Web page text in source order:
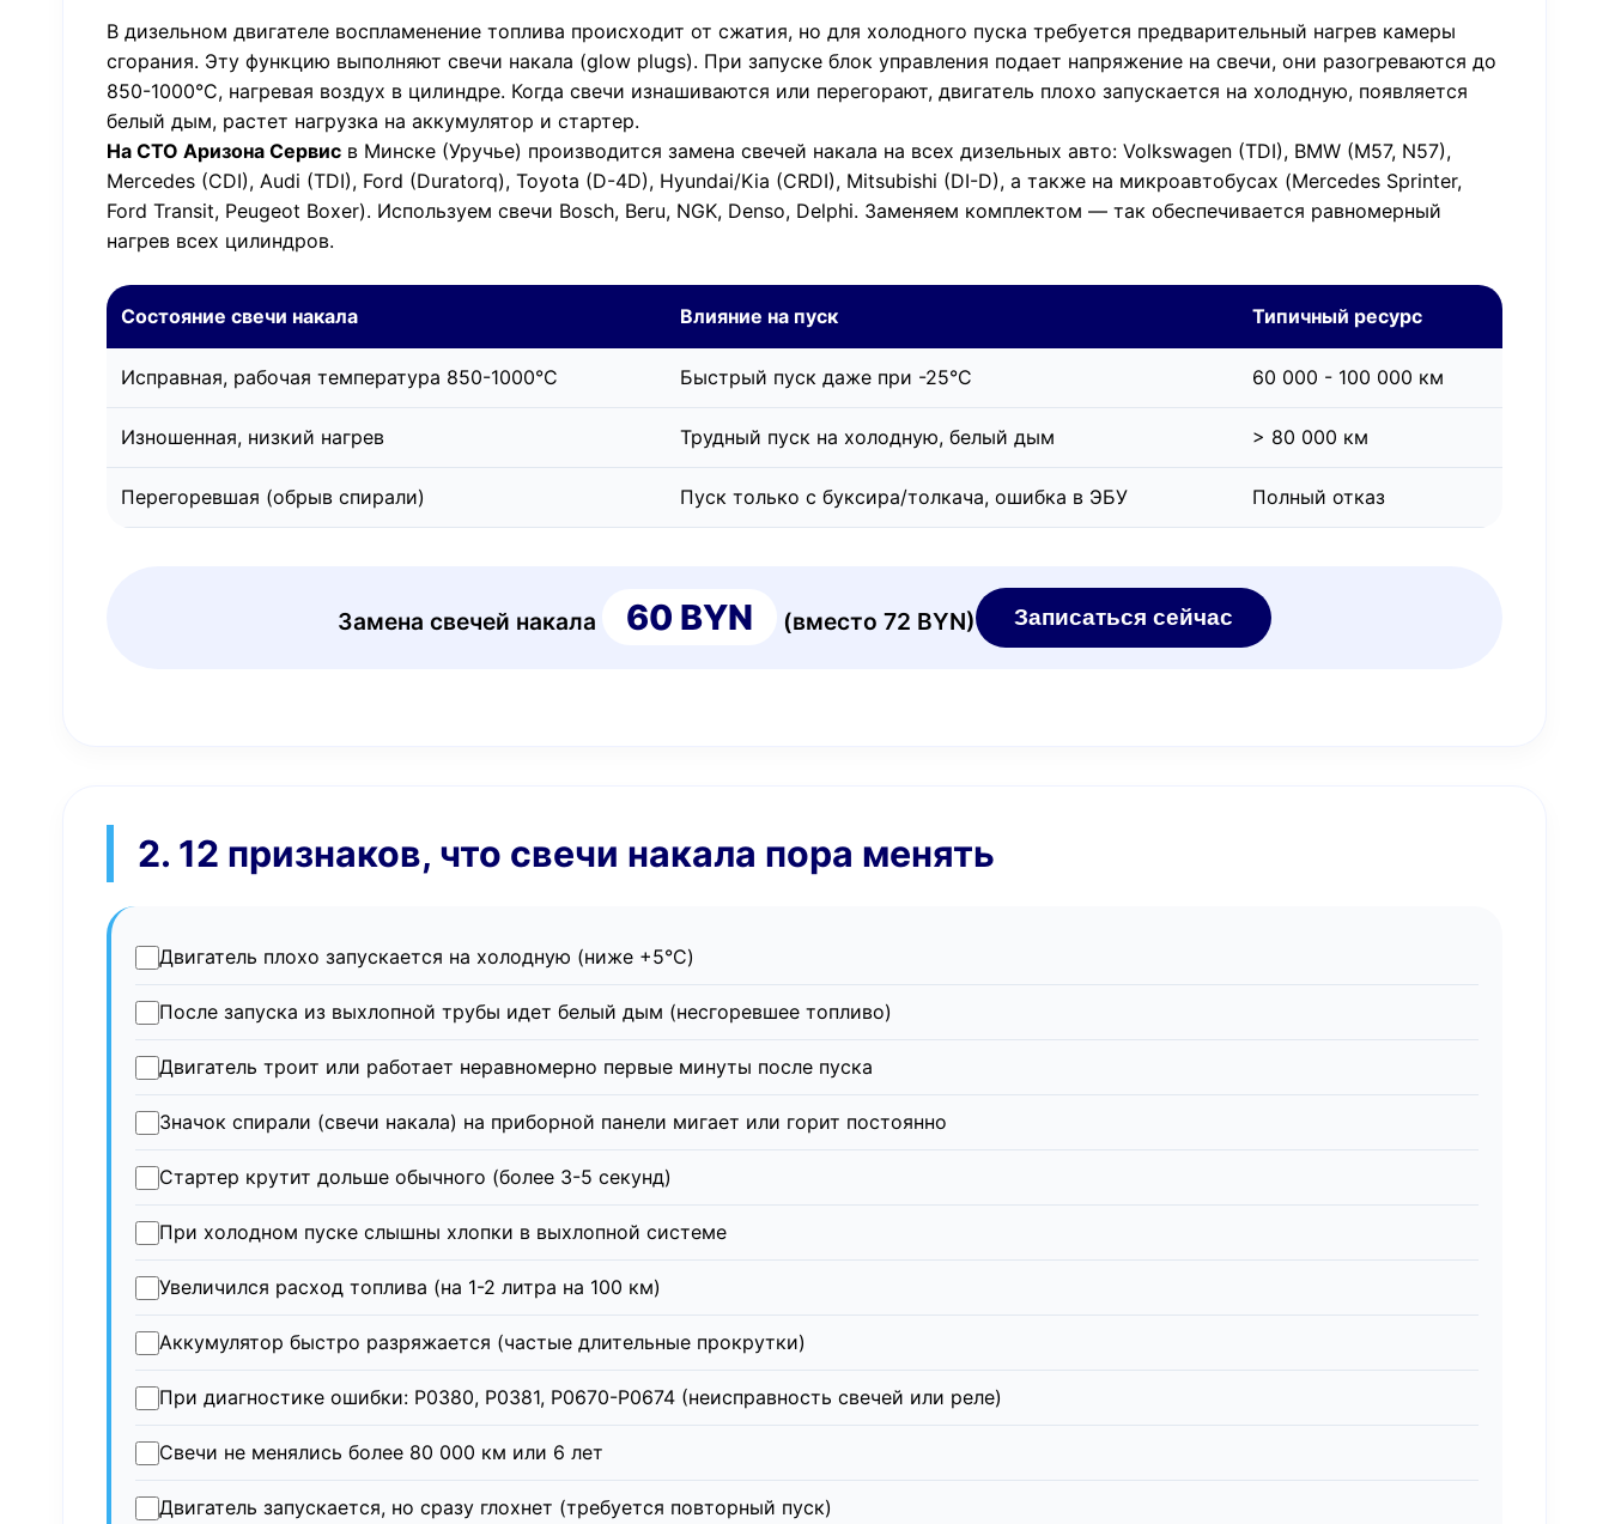
В дизельном двигателе воспламенение топлива происходит от сжатия, но для холодного пуска требуется предварительный нагрев камеры
сгорания. Эту функцию выполняют свечи накала (glow plugs). При запуске блок управления подает напряжение на свечи, они разогреваются до
850-1000°C, нагревая воздух в цилиндре. Когда свечи изнашиваются или перегорают, двигатель плохо запускается на холодную, появляется
белый дым, растет нагрузка на аккумулятор и стартер.
На СТО Аризона Сервис в Минске (Уручье) производится замена свечей накала на всех дизельных авто: Volkswagen (TDI), BMW (M57, N57),
Mercedes (CDI), Audi (TDI), Ford (Duratorq), Toyota (D-4D), Hyundai/Kia (CRDI), Mitsubishi (DI-D), а также на микроавтобусах (Mercedes Sprinter,
Ford Transit, Peugeot Boxer). Используем свечи Bosch, Beru, NGK, Denso, Delphi. Заменяем комплектом — так обеспечивается равномерный
нагрев всех цилиндров.
Состояние свечи накала Влияние на пуск Типичный ресурс
Исправная, рабочая температура 850-1000°C Быстрый пуск даже при -25°C 60 000 - 100 000 км
Изношенная, низкий нагрев Трудный пуск на холодную, белый дым > 80 000 км
Перегоревшая (обрыв спирали) Пуск только с буксира/толкача, ошибка в ЭБУ Полный отказ
Замена свечей накала 60 BYN (вместо 72 BYN) Записаться сейчас
2. 12 признаков, что свечи накала пора менять
Двигатель плохо запускается на холодную (ниже +5°C)
После запуска из выхлопной трубы идет белый дым (несгоревшее топливо)
Двигатель троит или работает неравномерно первые минуты после пуска
Значок спирали (свечи накала) на приборной панели мигает или горит постоянно
Стартер крутит дольше обычного (более 3-5 секунд)
При холодном пуске слышны хлопки в выхлопной системе
Увеличился расход топлива (на 1-2 литра на 100 км)
Аккумулятор быстро разряжается (частые длительные прокрутки)
При диагностике ошибки: P0380, P0381, P0670-P0674 (неисправность свечей или реле)
Свечи не менялись более 80 000 км или 6 лет
Двигатель запускается, но сразу глохнет (требуется повторный пуск)